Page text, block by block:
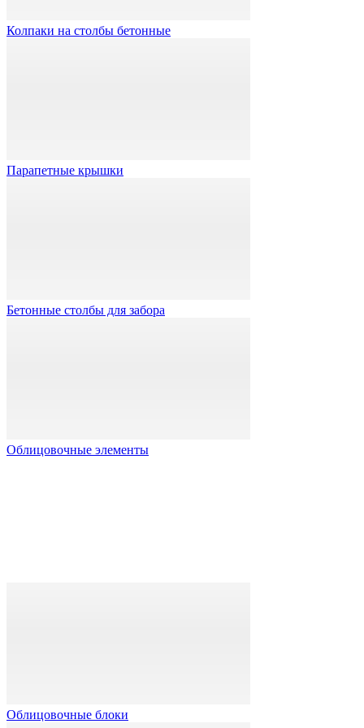
Колпаки на столбы бетонные
Парапетные крышки
Бетонные столбы для забора
Облицовочные элементы
Облицовочные блоки